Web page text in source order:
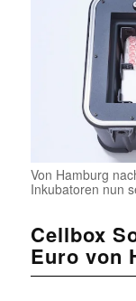
Von Hamburg
Inkubatoren nun
Cellbox
Euro von